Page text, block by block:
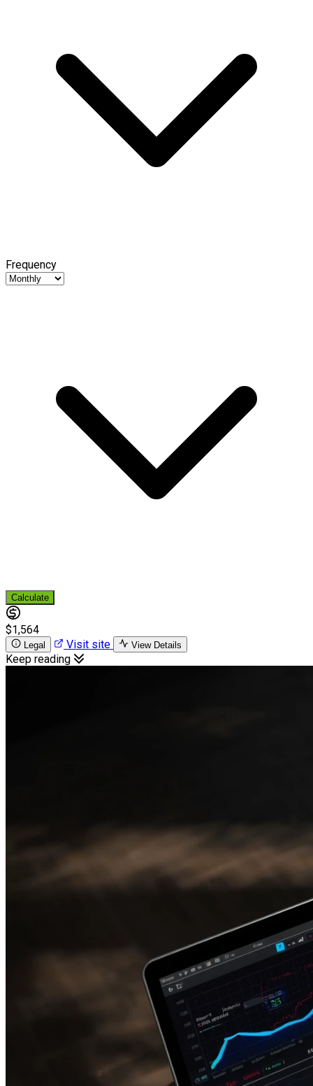
Frequency
Calculate
$1,564
Legal Visit site View Details
Keep reading